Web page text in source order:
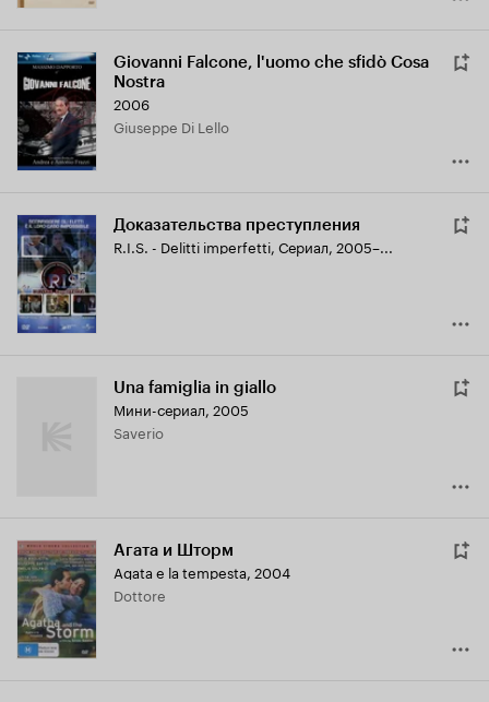
Giovanni Falcone, l'uomo che sfidò Cosa
Nostra
2006
Giuseppe Di Lello
Доказательства преступления
R.I.S. - Delitti imperfetti, Сериал, 2005–...
Una famiglia in giallo
Мини-сериал, 2005
Saverio
Агата и Шторм
Agata e la tempesta, 2004
Dottore